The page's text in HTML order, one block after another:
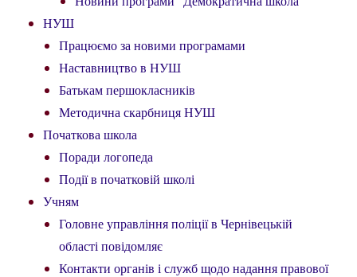
НУШ
Працюємо за новими програмами
Наставництво в НУШ
Батькам першокласників
Методична скарбниця НУШ
Початкова школа
Поради логопеда
Події в початковій школі
Учням
Головне управління поліції в Чернівецькій
області повідомляє
Контакти органів і служб щодо надання правової